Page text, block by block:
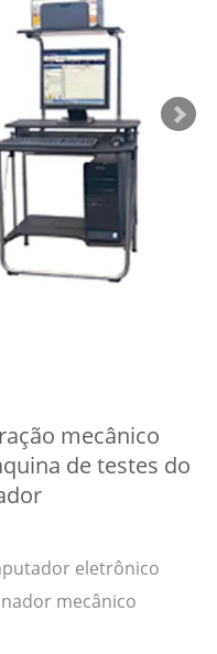
mecânico
de testes do
eletrônico
mecânico